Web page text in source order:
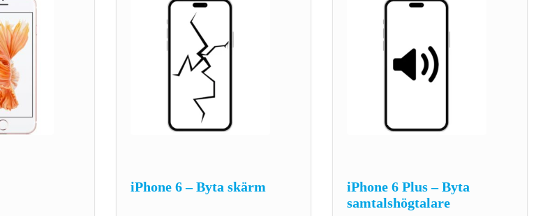
iPhone 6 – Byta skärm
iPhone 6 Plus – Byta
samtalshögtalare